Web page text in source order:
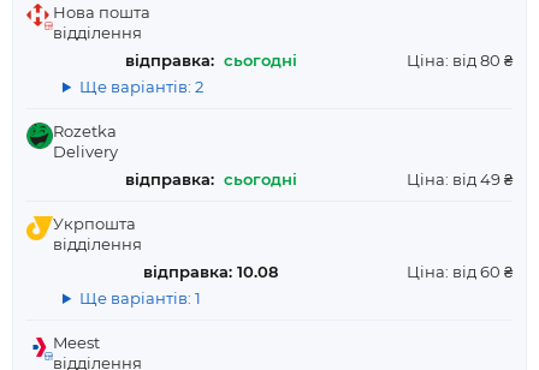
Нова пошта
відділення
відправка: сьогодні
Ціна: від 80 ₴
Ще варіантів: 2
Rozetka
Delivery
відправка: сьогодні Ціна: від 49 ₴
Укрпошта
відділення
відправка: 10.08
Ціна: від 60 ₴
Ще варіантів: 1
Meest
відділення